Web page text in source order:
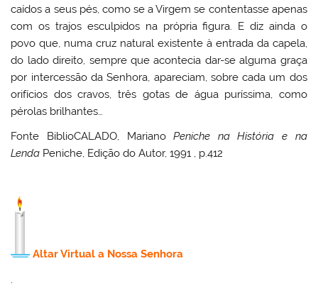
caídos a seus pés, como se a Virgem se contentasse apenas
com os trajos esculpidos na própria figura. E diz ainda o
povo que, numa cruz natural existente à entrada da capela,
do lado direito, sempre que acontecia dar-se alguma graça
por intercessão da Senhora, apareciam, sobre cada um dos
orifícios dos cravos, três gotas de água puríssima, como
pérolas brilhantes…
Fonte BiblioCALADO, MarianoPeniche na História e na
Lenda Peniche, Edição do Autor, 1991 , p.412
Altar Virtual a Nossa Senhora
.